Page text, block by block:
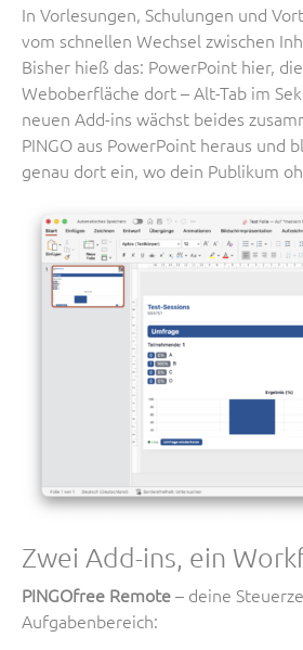
In Vorlesungen, Schulungen und
vom schnellen Wechsel zwischen
Bisher hieß das: PowerPoint hier,
Weboberfläche dort – Alt-Tab im
neuen Add-ins wächst beides
PINGO aus PowerPoint heraus und
genau dort ein, wo dein Publikum
Zwei Add-ins, ein
PINGOfree Remote– deine
Aufgabenbereich: